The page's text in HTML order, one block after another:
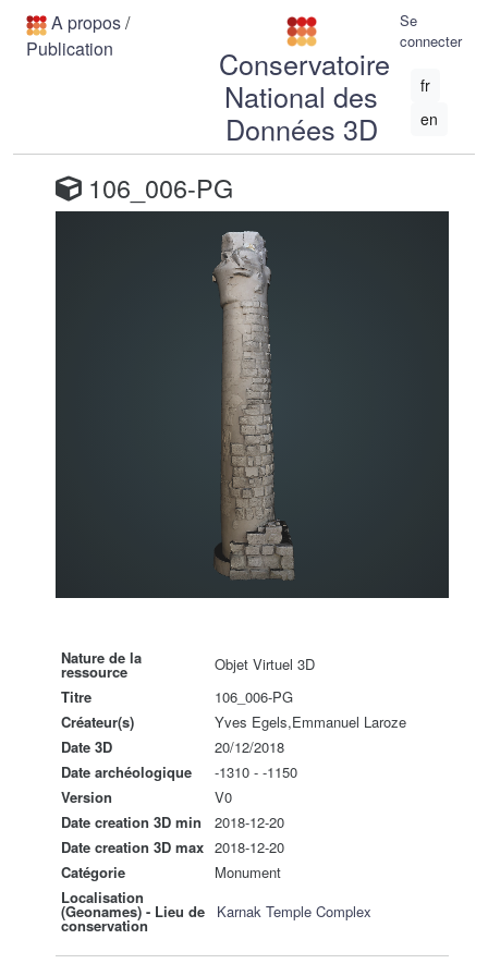
A propos/
Publication
Conservatoire
National des
Données 3D
Se
connecter
fr
en
106_006-PG
Nature de la
ressource
Objet Virtuel 3D
Titre
106_006-PG
Créateur(s)
Yves Egels,Emmanuel Laroze
Date 3D
20/12/2018
Date archéologique
-1310 - -1150
Version
V0
Date creation 3D min
2018-12-20
Date creation 3D max 2018-12-20
Catégorie
Monument
Localisation
(Geonames) - Lieu de
conservation
Karnak Temple Complex